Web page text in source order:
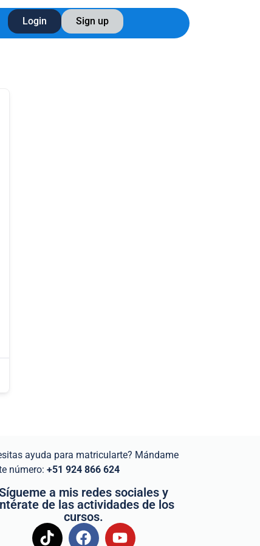
Login Sign up
ayuda para matricularte? Mándame
número: +51 924 866 624
a mis redes sociales y
de las actividades de los
cursos.